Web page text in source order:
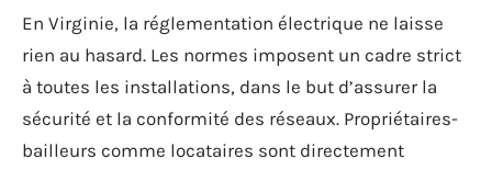
En Virginie, la réglementation électrique ne laisse
rien au hasard. Les normes imposent un cadre strict
à toutes les installations, dans le but d’assurer la
sécurité et la conformité des réseaux. Propriétaires-
bailleurs comme locataires sont directement